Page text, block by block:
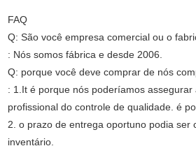
FAQ
Q: São você empresa comercial ou o
: Nós somos fábrica e desde 2006.
Q: porque você deve comprar de nós
: 1.It é porque nós poderíamos
profissional do controle de qualidade. é
2. o prazo de entrega oportuno podia ser
inventário.